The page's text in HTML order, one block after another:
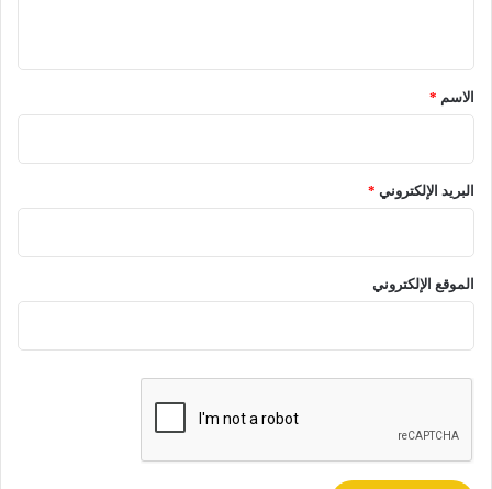
*الاسم *
البريد الإلكتروني *
الموقع الإلكتروني